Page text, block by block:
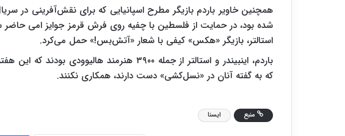
همچنین خاویر باردم بازیگر مطرح اسپانیایی که برای نقش‌آفرینی در
شده بود، در حمایت از فلسطین با چفیه روی فرش قرمز جوایز امی حاضر
استالتر، بازیگر «هکس» کیفی با شعار «آتش‌بس!» حمل می‌کرد.
باردم، اینبیندر و استالتر از جمله ۳۹۰۰ هنرمند
که به گفته آنان در «نسل‌کشی» دست دارند، همکاری نکنند.
منبع ایسنا